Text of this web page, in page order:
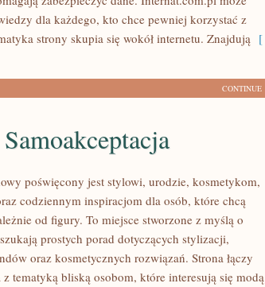
dla każdego, kto chce pewniej korzystać z
strony skupia się wokół internetu. Znajdują [
CONTINUE
poświęcony jest stylowi, urodzie, kosmetykom,
codziennym inspiracjom dla osób, które chcą
od figury. To miejsce stworzone z myślą o
prostych porad dotyczących stylizacji,
oraz kosmetycznych rozwiązań. Strona łączy
tematyką bliską osobom, które interesują się modą